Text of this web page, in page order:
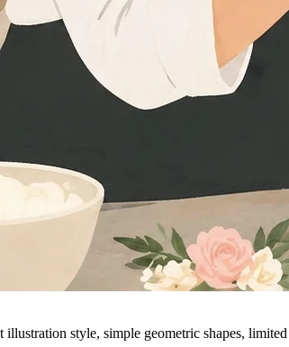
illustration style, simple geometric shapes,